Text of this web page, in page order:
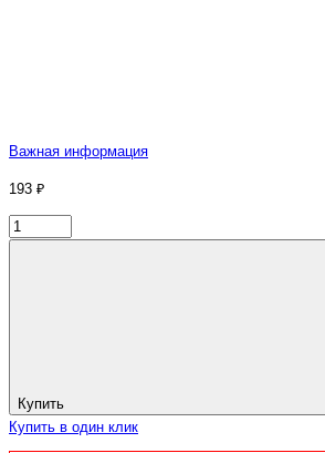
Важная информация
193 ₽
Купить
Купить в один клик